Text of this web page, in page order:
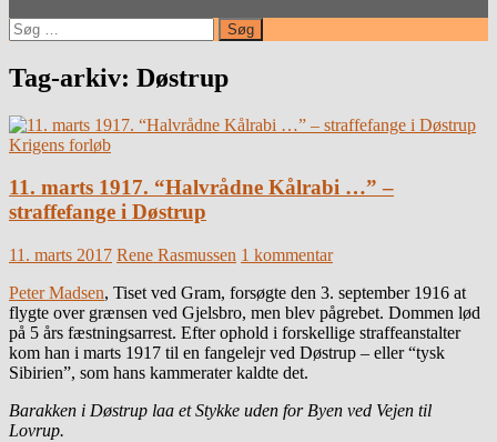
Søg
efter:
Tag-arkiv: Døstrup
Krigens forløb
11. marts 1917. “Halvrådne Kålrabi …” –
straffefange i Døstrup
11. marts 2017 Rene Rasmussen 1 kommentar
Peter Madsen, Tiset ved Gram, forsøgte den 3. september 1916 at
flygte over grænsen ved Gjelsbro, men blev pågrebet. Dommen lød
på 5 års fæstningsarrest. Efter ophold i forskellige straffeanstalter
kom han i marts 1917 til en fangelejr ved Døstrup – eller “tysk
Sibirien”, som hans kammerater kaldte det.
Barakken i Døstrup laa et Stykke uden for Byen ved Vejen til
Lovrup.